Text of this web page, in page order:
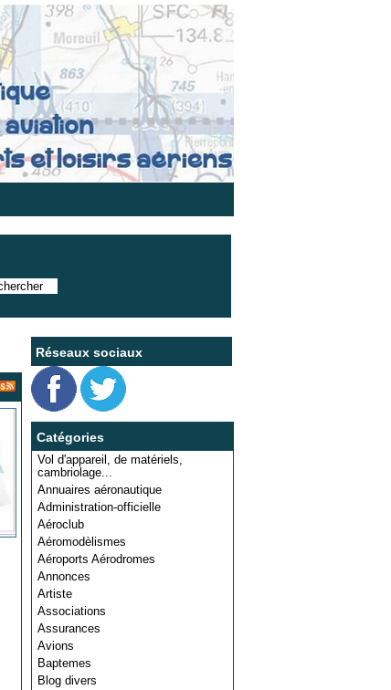
Réseaux sociaux
Catégories
Vol d'appareil, de matériels,
cambriolage...
Annuaires aéronautique
Administration-officielle
Aéroclub
Aéromodèlismes
Aéroports Aérodromes
Annonces
Artiste
Associations
Assurances
Avions
Baptemes
Blog divers